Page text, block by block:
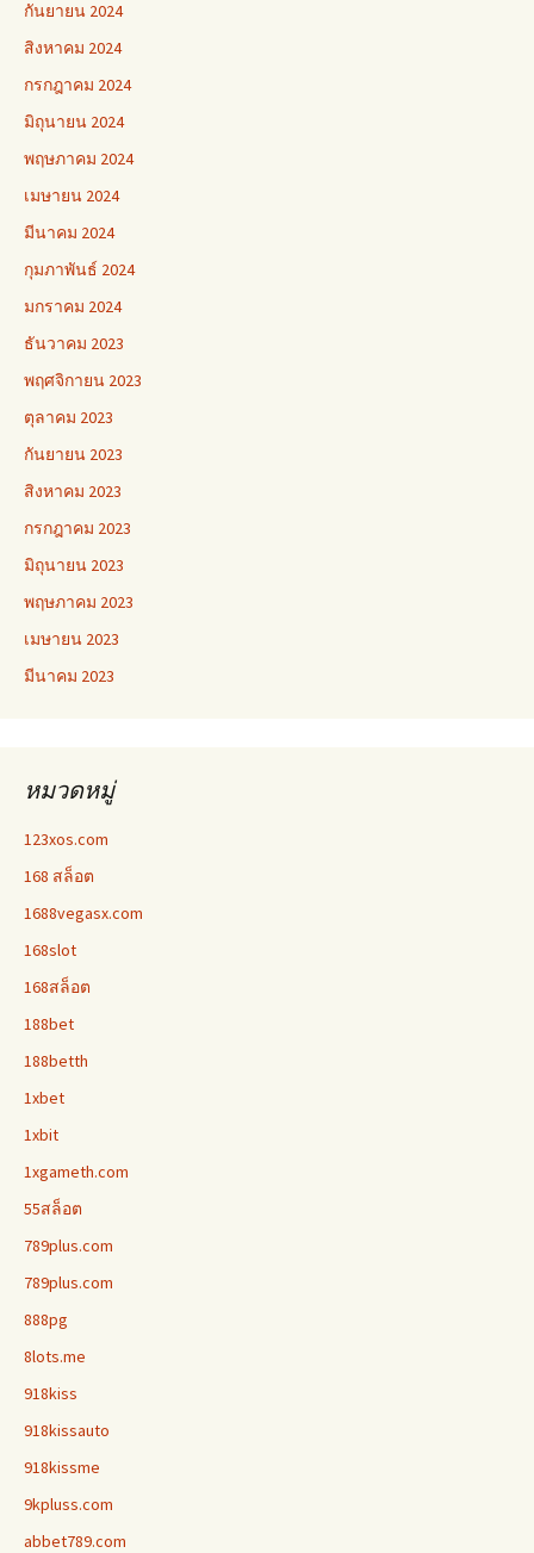
กันยายน 2024
สิงหาคม 2024
กรกฎาคม 2024
มิถุนายน 2024
พฤษภาคม 2024
เมษายน 2024
มีนาคม 2024
กุมภาพันธ์ 2024
มกราคม 2024
ธันวาคม 2023
พฤศจิกายน 2023
ตุลาคม 2023
กันยายน 2023
สิงหาคม 2023
กรกฎาคม 2023
มิถุนายน 2023
พฤษภาคม 2023
เมษายน 2023
มีนาคม 2023
หมวดหมู่
123xos.com
168 สล็อต
1688vegasx.com
168slot
168สล็อต
188bet
188betth
1xbet
1xbit
1xgameth.com
55สล็อต
789plus.com
789plus.com
888pg
8lots.me
918kiss
918kissauto
918kissme
9kpluss.com
abbet789.com